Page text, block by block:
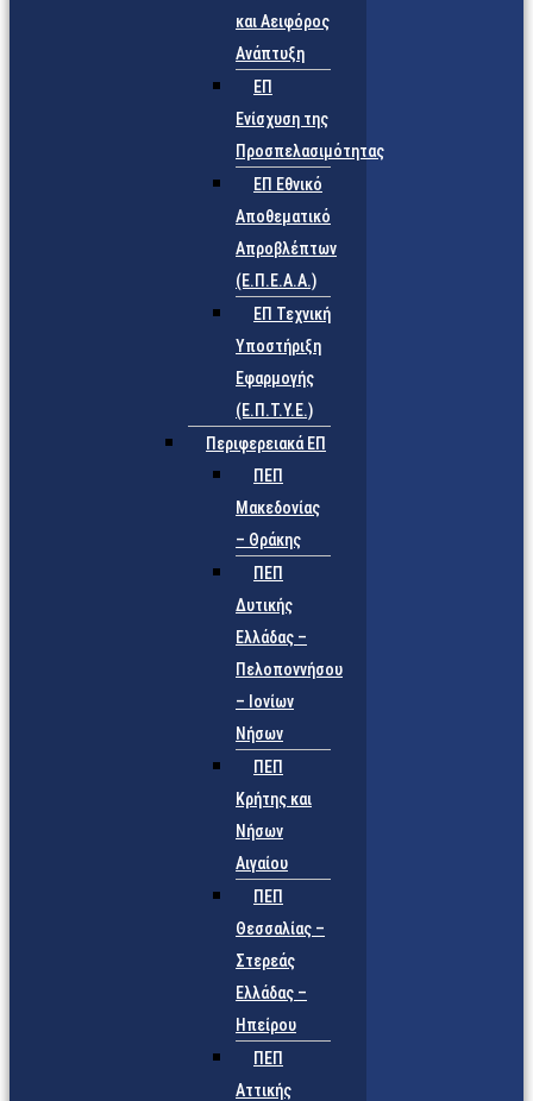
και Αειφόρος
Ανάπτυξη
ΕΠ
Ενίσχυση της
Προσπελασιμότητας
ΕΠ Εθνικό
Αποθεματικό
Απροβλέπτων
(Ε.Π.Ε.Α.Α.)
ΕΠ Τεχνική
Υποστήριξη
Εφαρμογής
(Ε.Π.Τ.Υ.Ε.)
Περιφερειακά ΕΠ
ΠΕΠ
Μακεδονίας
– Θράκης
ΠΕΠ
Δυτικής
Ελλάδας –
Πελοποννήσου
– Ιονίων
Νήσων
ΠΕΠ
Κρήτης και
Νήσων
Αιγαίου
ΠΕΠ
Θεσσαλίας –
Στερεάς
Ελλάδας –
Ηπείρου
ΠΕΠ
Αττικής